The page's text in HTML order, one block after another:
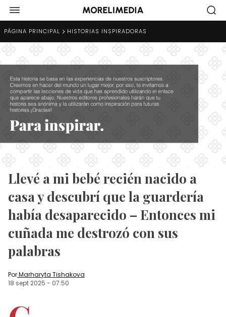
PÁGINA PRINCIPAL HISTORIAS INSPIRADORAS
Llevé a mi bebé recién nacido a
casa y descubrí que la guardería
había desaparecido – Entonces mi
cuñada me destrozó con sus
palabras
PorMarharyta Tishakova
18 sept 2025 - 07:50